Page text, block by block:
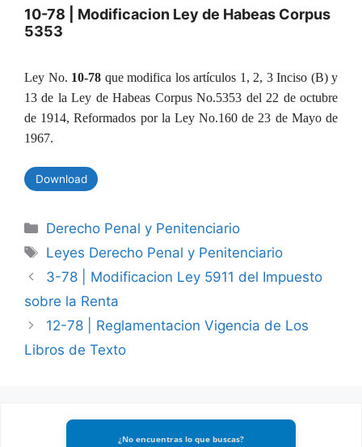
10-78 | Modificacion Ley de Habeas Corpus
5353
Ley No. 10-78 que modifica los artículos 1, 2, 3 Inciso (B) y
13 de la Ley de Habeas Corpus No.5353 del 22 de octubre
de 1914, Reformados por la Ley No.160 de 23 de Mayo de
1967.
Download
Categories
Derecho Penal y Penitenciario
Tags
Leyes Derecho Penal y Penitenciario
3-78 | Modificacion Ley 5911 del Impuesto
sobre la Renta
12-78 | Reglamentacion Vigencia de Los
Libros de Texto
¿No encuentras lo que buscas?